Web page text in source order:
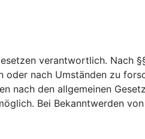
verantwortlich. Nach
nach Umständen zu
nach den allgemeinen
Bei Bekanntwerden